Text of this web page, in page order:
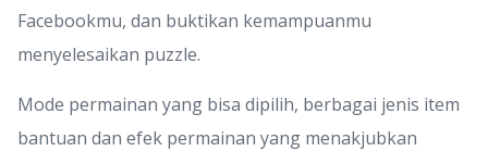
Facebookmu, dan buktikan kemampuanmu
menyelesaikan puzzle.
Mode permainan yang bisa dipilih, berbagai jenis item
bantuan dan efek permainan yang menakjubkan